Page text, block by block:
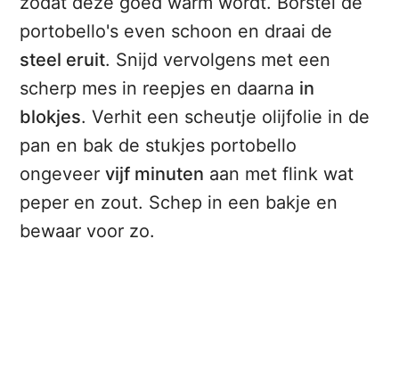
portobello's even schoon en draai de
steel eruit. Snijd vervolgens met een
scherp mes in reepjes en daarna in
blokjes. Verhit een scheutje olijfolie in de
pan en bak de stukjes portobello
ongeveervijf minuten aan met flink wat
peper en zout. Schep in een bakje en
bewaar voor zo.